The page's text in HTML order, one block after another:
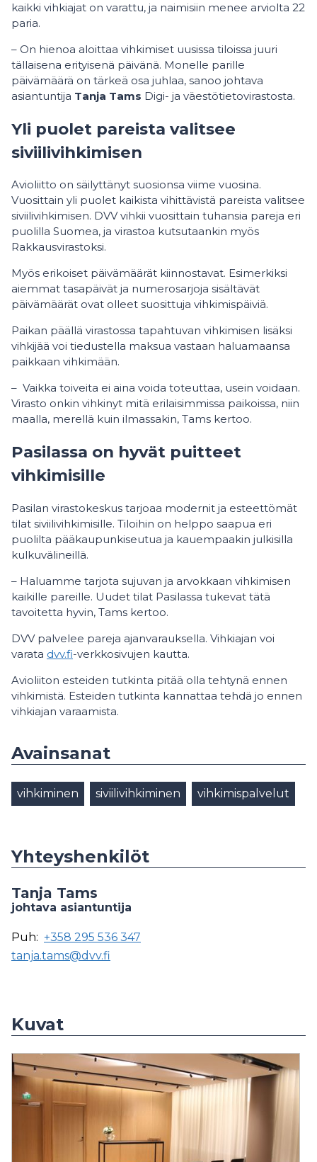
kaikki vihkiajat on varattu, ja naimisiin menee arviolta 22
paria.
– On hienoa aloittaa vihkimiset uusissa tiloissa juuri
tällaisena erityisenä päivänä. Monelle parille
päivämäärä on tärkeä osa juhlaa, sanoo johtava
asiantuntija Tanja Tams Digi- ja väestötietovirastosta.
Yli puolet pareista valitsee
siviilivihkimisen
Avioliitto on säilyttänyt suosionsa viime vuosina.
Vuosittain yli puolet kaikista vihittävistä pareista valitsee
siviilivihkimisen. DVV vihkii vuosittain tuhansia pareja eri
puolilla Suomea, ja virastoa kutsutaankin myös
Rakkausvirastoksi.
Myös erikoiset päivämäärät kiinnostavat. Esimerkiksi
aiemmat tasapäivät ja numerosarjoja sisältävät
päivämäärät ovat olleet suosittuja vihkimispäiviä.
Paikan päällä virastossa tapahtuvan vihkimisen lisäksi
vihkijää voi tiedustella maksua vastaan haluamaansa
paikkaan vihkimään.
– Vaikka toiveita ei aina voida toteuttaa, usein voidaan.
Virasto onkin vihkinyt mitä erilaisimmissa paikoissa, niin
maalla, merellä kuin ilmassakin, Tams kertoo.
Pasilassa on hyvät puitteet
vihkimisille
Pasilan virastokeskus tarjoaa modernit ja esteettömät
tilat siviilivihkimisille. Tiloihin on helppo saapua eri
puolilta pääkaupunkiseutua ja kauempaakin julkisilla
kulkuvälineillä.
– Haluamme tarjota sujuvan ja arvokkaan vihkimisen
kaikille pareille. Uudet tilat Pasilassa tukevat tätä
tavoitetta hyvin, Tams kertoo.
DVV palvelee pareja ajanvarauksella. Vihkiajan voi
varata dvv.fi-verkkosivujen kautta.
Avioliiton esteiden tutkinta pitää olla tehtynä ennen
vihkimistä. Esteiden tutkinta kannattaa tehdä jo ennen
vihkiajan varaamista.
Avainsanat
vihkiminen siviilivihkiminen vihkimispalvelut
Yhteyshenkilöt
Tanja Tams
johtava asiantuntija
Puh: +358 295 536 347
tanja.tams@dvv.fi
Kuvat